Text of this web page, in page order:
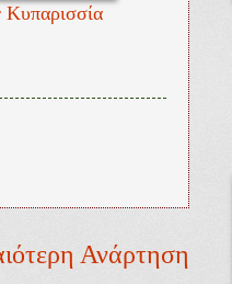
Κυπαρισσία
Ανάρτηση